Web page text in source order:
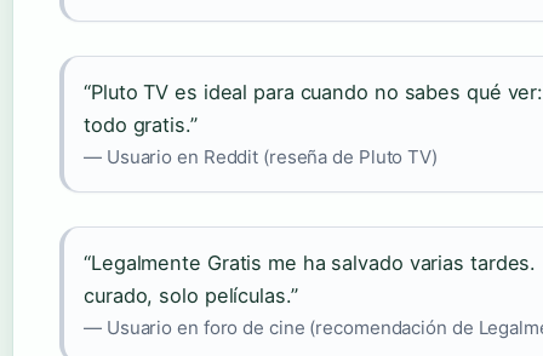
“Pluto TV es ideal para cuando no sabes qué
todo gratis.”
— Usuario en Reddit (reseña de Pluto TV)
“Legalmente Gratis me ha salvado varias
curado, solo películas.”
— Usuario en foro de cine (recomendación de